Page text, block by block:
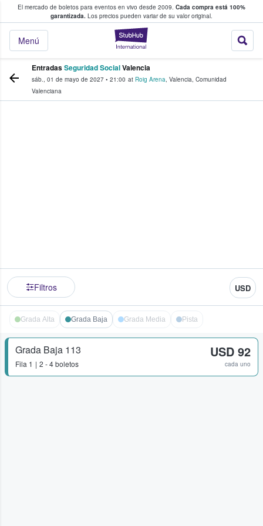
El mercado de boletos para eventos en vivo desde 2009. Cada compra está 100%
garantizada. Los precios pueden variar de su valor original.
StubHub: donde
Menú
fans compran y venden boletos
EntradasSeguridad SocialValencia
sáb., 01 de mayo de 2027 • 21:00 at Roig Arena, Valencia, Comunidad
Valenciana
Filtros USD
Grada Alta Grada Baja Grada Media Pista
Grada Baja 113
Fila 1 2 - 4 boletos
USD 92
cada uno